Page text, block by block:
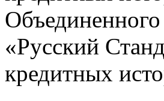
«Русский
кредитных